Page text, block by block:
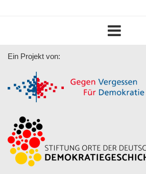
navigation
Ein Projekt von: